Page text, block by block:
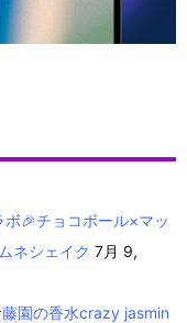
🎉チョコボール×マッ
ネシェイク 7月 9,
園の香水crazy jasmin